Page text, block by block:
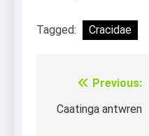
Tagged: Cracidae
Điều
hướng
Previous:
Caatinga antwren